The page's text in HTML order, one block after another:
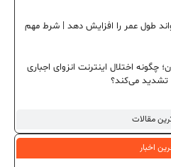
مقالات
طول عمر را افزایش دهد | شرط مهم
چگونه اختلال اینترنت انزوای اجباری
تشدید می‌کند؟
اخبار